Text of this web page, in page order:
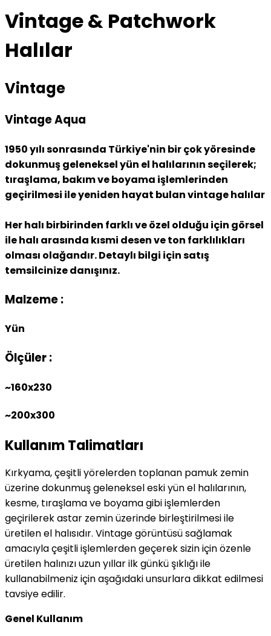
Vintage & Patchwork
Halılar
Vintage
Vintage Aqua
1950 yılı sonrasında Türkiye'nin bir çok yöresinde
dokunmuş geleneksel yün el halılarının seçilerek;
tıraşlama, bakım ve boyama işlemlerinden
geçirilmesi ile yeniden hayat bulan vintage halılar
Her halı birbirinden farklı ve özel olduğu için görsel
ile halı arasında kısmi desen ve ton farklılıkları
olması olağandır. Detaylı bilgi için satış
temsilcinize danışınız.
Malzeme :
Yün
Ölçüler :
~160x230
~200x300
Kullanım Talimatları
Kırkyama, çeşitli yörelerden toplanan pamuk zemin
üzerine dokunmuş geleneksel eski yün el halılarının,
kesme, tıraşlama ve boyama gibi işlemlerden
geçirilerek astar zemin üzerinde birleştirilmesi ile
üretilen el halısıdır. Vintage görüntüsü sağlamak
amacıyla çeşitli işlemlerden geçerek sizin için özenle
üretilen halınızı uzun yıllar ilk günkü şıklığı ile
kullanabilmeniz için aşağıdaki unsurlara dikkat edilmesi
tavsiye edilir.
Genel Kullanım